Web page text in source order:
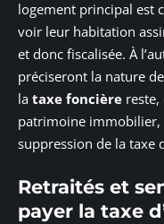
logement principal est
voir leur habitation
et donc fiscalisée. À
préciseront la nature
la taxe foncière reste,
patrimoine
suppression de la taxe
Retraités et
payer la taxe